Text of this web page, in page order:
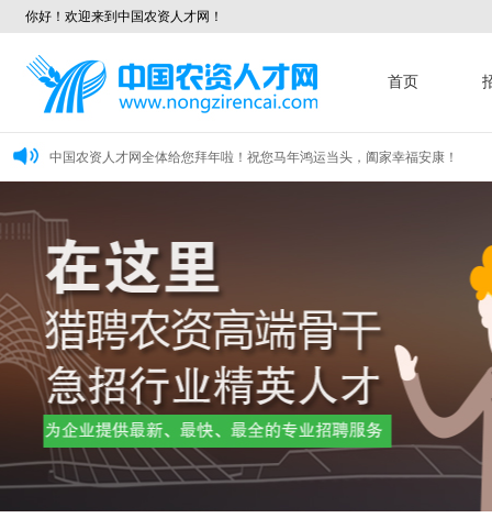
你好！欢迎来到中国农资人才网！
首页
中国农资人才网全体给您拜年啦！祝您马年鸿运当头，阖家幸福安康！
中国农资人才网全体给您拜年啦！祝您新年快乐、龙年龘龘、前程朤朤！
中国农资人才网全体给您拜年啦！祝您马年鸿运当头，阖家幸福安康！
中国农资人才网全体给您拜年了！祝您及家人新年快乐、幸福美满、万事如
中国农资人才网全体给您拜年啦！祝您新年快乐、龙年龘龘、前程朤朤！
中国农资人才网全体给您拜年啦！祝您马年鸿运当头，阖家幸福安康！